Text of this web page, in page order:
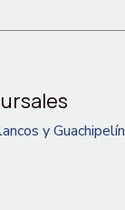
y Guachipelín